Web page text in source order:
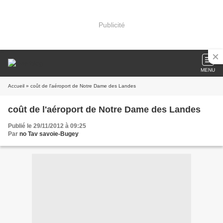
Publicité
MENU
Accueil » coût de l'aéroport de Notre Dame des Landes
coût de l'aéroport de Notre Dame des Landes
Publié le 29/11/2012 à 09:25
Par no Tav savoie-Bugey